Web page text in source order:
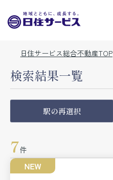
日住サービス総合不動産TOP
検索結果一覧
駅の再選択
7件
NEW